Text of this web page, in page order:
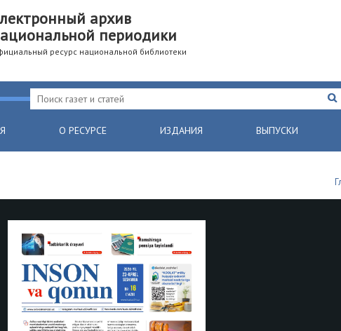
архив
периодики
ресурс национальной библиотеки
О РЕСУРСЕ ИЗДАНИЯ ВЫПУСКИ